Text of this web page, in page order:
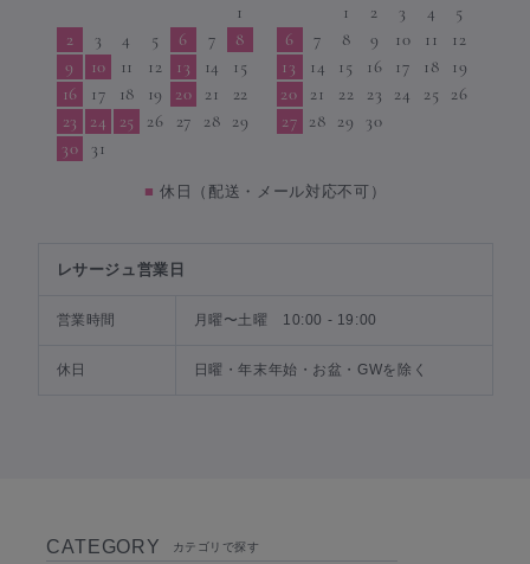
1
2
3 4 5 6 7
8
9
10 11 12 13 14
15
16
17 18 19 20 21
22
23
24 25 26 27 28
29
30
31
1
2 3 4
5
6
7 8 9 10 11
12
13
14 15 16 17 18
19
20
21 22 23 24 25
26
27
28 29 30
■ 休日（配送・メール対応不可）
レサージュ営業日
営業時間 月曜〜土曜 10:00 - 19:00
休日 日曜・年末年始・お盆・GWを除く
CATEGORY カテゴリで探す